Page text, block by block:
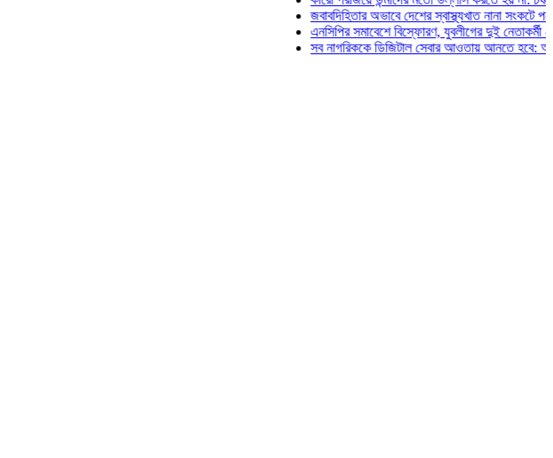
জবাবদিহিতার অভাবে দেশের স্বাস্থ্যখাত নানা সংকটে পড়েছে:
এনসিপির সমাবেশে বিস্ফোরণ, যুবলীগের দুই নেতাকর্মী গ্রেফতার
সব নাগরিককে ডিজিটাল সেবার আওতায় আনতে হবে: অর্থমন্ত্রী